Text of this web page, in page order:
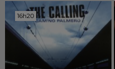
16h20
16h20